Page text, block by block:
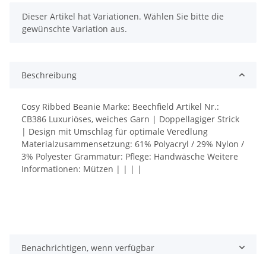
x
Dieser Artikel hat Variationen. Wählen Sie bitte die
gewünschte Variation aus.
Beschreibung
Cosy Ribbed Beanie Marke: Beechfield Artikel Nr.:
CB386 Luxuriöses, weiches Garn | Doppellagiger Strick
| Design mit Umschlag für optimale Veredlung
Materialzusammensetzung: 61% Polyacryl / 29% Nylon /
3% Polyester Grammatur: Pflege: Handwäsche Weitere
Informationen: Mützen | | | |
Benachrichtigen, wenn verfügbar